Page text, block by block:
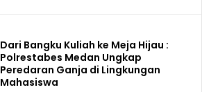
Dari Bangku Kuliah ke Meja Hijau :
Polrestabes Medan Ungkap
Peredaran Ganja di Lingkungan
Mahasiswa